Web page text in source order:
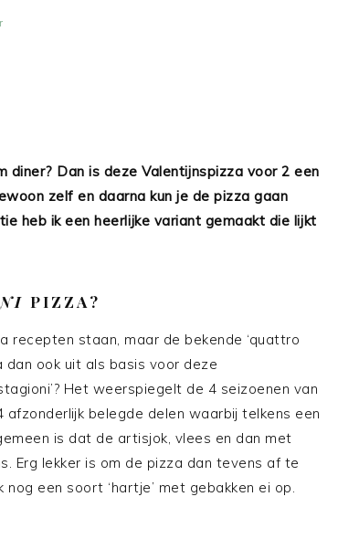
Dan is deze Valentijnspizza voor 2 een
zelf en daarna kun je de pizza gaan
heb ik een heerlijke variant gemaakt die lijkt
PIZZA?
recepten staan, maar de bekende ‘quattro
dan ook uit als basis voor deze
Het weerspiegelt de 4 seizoenen van
belegde delen waarbij telkens een
is dat de artisjok, vlees en dan met
Erg lekker is om de pizza dan tevens af te
een soort ‘hartje’ met gebakken ei op.